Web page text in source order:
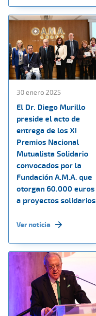
30 enero 2025
El Dr. Diego Murillo
preside el acto de
entrega de los XI
Premios Nacional
Mutualista Solidario
convocados por la
Fundación A.M.A. que
otorgan 60.000 euros
a proyectos solidarios
Ver noticia